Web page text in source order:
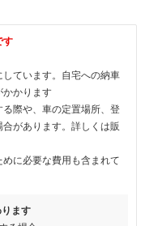
す
ています。自宅への納車
かかります
際や、車の定置場所、登
があります。詳しくは販
に必要な費用も含まれて
ります